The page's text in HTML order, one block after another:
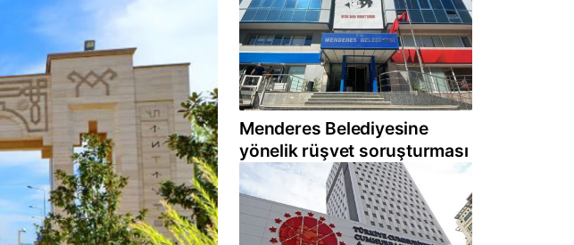
Menderes Belediyesine
yönelik rüşvet soruşturması